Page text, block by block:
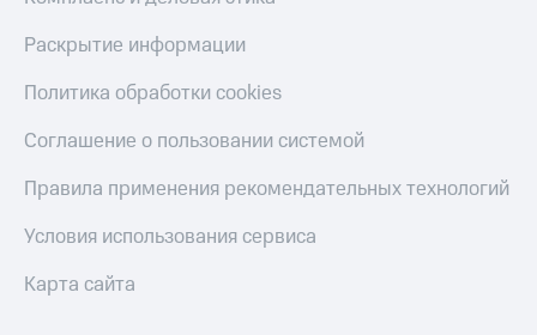
Раскрытие информации
Политика обработки cookies
Соглашение о пользовании системой
Правила применения рекомендательных технологий
Условия использования сервиса
Карта сайта